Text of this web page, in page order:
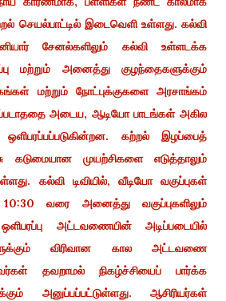
செயல்பாட்டில் இடைவெளி உள்ளது. கல்வி
சேனல்களிலும் கல்வி உள்ளடக்க
மற்றும் அனைத்து குழந்தைகளுக்கும்
மற்றும் நோட்புக்குகளை அரசாங்கம்
அடைய, ஆடியோ பாடங்கள் அகில
கற்றல் இழப்பைத்
முயற்சிகளை எடுத்தாலும்
கல்வி டிவியில், வீடியோ வகுப்புகள்
வரை அனைத்து வகுப்புகளிலும்
ஒளிபரப்பு அட்டவணையின் அடிப்படையில்
விரிவான கால அட்டவணை
தவறாமல் நிகழ்ச்சியைப் பார்க்க
அனுப்பப்பட்டுள்ளது. ஆசிரியர்கள்